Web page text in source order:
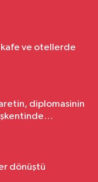
ve otellerde
diplomasinin
dönüştü